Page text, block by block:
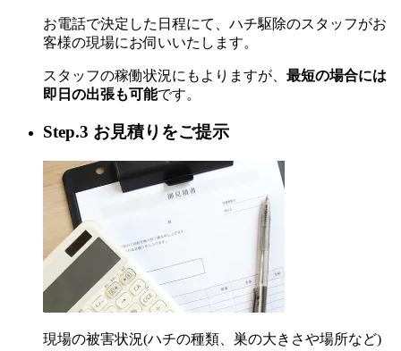
お電話で決定した日程にて、ハチ駆除のスタッフがお
客様の現場にお伺いいたします。
スタッフの稼働状況にもよりますが、 最短の場合には
即日の出張も可能です。
Step.3 お見積りをご提示
現場の被害状況(ハチの種類、巣の大きさや場所など)